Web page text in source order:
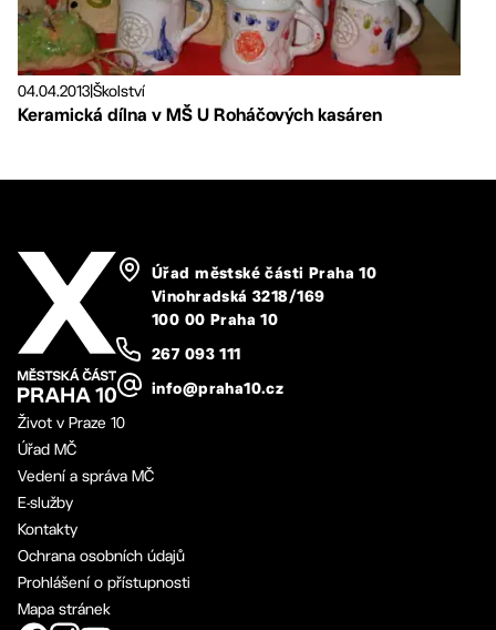
04.04.2013Školství
Keramická dílna v MŠ U Roháčových kasáren
Úřad městské části Praha 10
Vinohradská 3218/169
100 00 Praha 10
267 093 111
info@praha10.cz
Život v Praze 10
Úřad MČ
Vedení a správa MČ
E-služby
Kontakty
Ochrana osobních údajů
Prohlášení o přístupnosti
Mapa stránek